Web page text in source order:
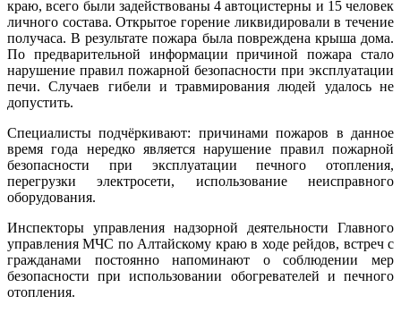
краю, всего были задействованы 4 автоцистерны и 15 человек
личного состава. Открытое горение ликвидировали в течение
получаса. В результате пожара была повреждена крыша дома.
По предварительной информации причиной пожара стало
нарушение правил пожарной безопасности при эксплуатации
печи. Случаев гибели и травмирования людей удалось не
допустить.
Специалисты подчёркивают: причинами пожаров в данное
время года нередко является нарушение правил пожарной
безопасности при эксплуатации печного отопления,
перегрузки электросети, использование неисправного
оборудования.
Инспекторы управления надзорной деятельности Главного
управления МЧС по Алтайскому краю в ходе рейдов, встреч с
гражданами постоянно напоминают о соблюдении мер
безопасности при использовании обогревателей и печного
отопления.